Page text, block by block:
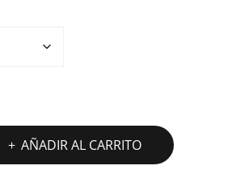
AÑADIR AL CARRITO